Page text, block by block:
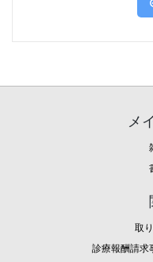
メ
取
診療報酬請求